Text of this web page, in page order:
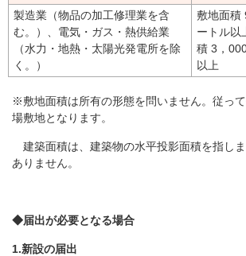
製造業（物品の加工修理業を含
む。）、電気・ガス・熱供給業
（水力・地熱・太陽光発電所を除
く。）
敷地面積
ートル以
積 3，
以上
※敷地面積は所有の形態を問いません。従っ
場敷地となります。
建築面積は、建築物の水平投影面積を指し
ありません。
◆届出が必要となる場合
1.新設の届出